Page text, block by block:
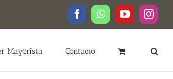
FacebookWhatsAppYouTube
Mayorista Contacto